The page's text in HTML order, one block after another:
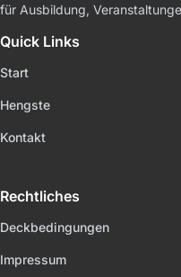
für Ausbildung,
Quick Links
Start
Hengste
Kontakt
Rechtliches
Deckbedingungen
Impressum